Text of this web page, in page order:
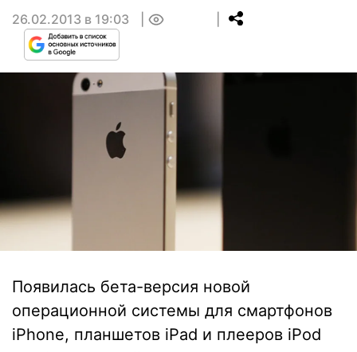
26.02.2013 в 19:03
Появилась бета-версия новой
операционной системы для смартфонов
iPhone, планшетов iPad и плееров iPod